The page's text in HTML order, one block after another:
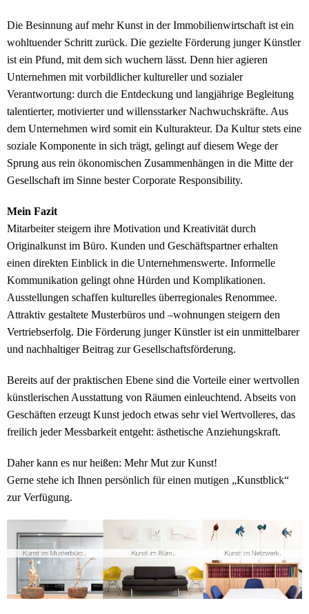
Die Besinnung auf mehr Kunst in der Immobilienwirtschaft ist ein
wohltuender Schritt zurück. Die gezielte Förderung junger Künstler
ist ein Pfund, mit dem sich wuchern lässt. Denn hier agieren
Unternehmen mit vorbildlicher kultureller und sozialer
Verantwortung: durch die Entdeckung und langjährige Begleitung
talentierter, motivierter und willensstarker Nachwuchskräfte. Aus
dem Unternehmen wird somit ein Kulturakteur. Da Kultur stets eine
soziale Komponente in sich trägt, gelingt auf diesem Wege der
Sprung aus rein ökonomischen Zusammenhängen in die Mitte der
Gesellschaft im Sinne bester Corporate Responsibility.
Mein Fazit
Mitarbeiter steigern ihre Motivation und Kreativität durch
Originalkunst im Büro. Kunden und Geschäftspartner erhalten
einen direkten Einblick in die Unternehmenswerte. Informelle
Kommunikation gelingt ohne Hürden und Komplikationen.
Ausstellungen schaffen kulturelles überregionales Renommee.
Attraktiv gestaltete Musterbüros und –wohnungen steigern den
Vertriebserfolg. Die Förderung junger Künstler ist ein unmittelbarer
und nachhaltiger Beitrag zur Gesellschaftsförderung.
Bereits auf der praktischen Ebene sind die Vorteile einer wertvollen
künstlerischen Ausstattung von Räumen einleuchtend. Abseits von
Geschäften erzeugt Kunst jedoch etwas sehr viel Wertvolleres, das
freilich jeder Messbarkeit entgeht: ästhetische Anziehungskraft.
Daher kann es nur heißen: Mehr Mut zur Kunst!
Gerne stehe ich Ihnen persönlich für einen mutigen „Kunstblick“
zur Verfügung.